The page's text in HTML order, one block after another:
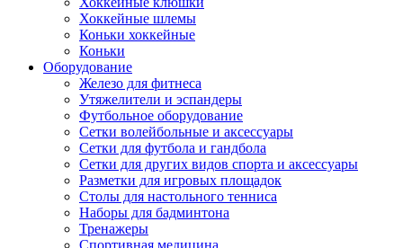
Хоккейные шлемы
Коньки хоккейные
Коньки
Оборудование
Железо для фитнеса
Утяжелители и эспандеры
Футбольное оборудование
Сетки волейбольные и аксессуары
Сетки для футбола и гандбола
Сетки для других видов спорта и аксессуары
Разметки для игровых площадок
Столы для настольного тенниса
Наборы для бадминтона
Тренажеры
Спортивная медицина